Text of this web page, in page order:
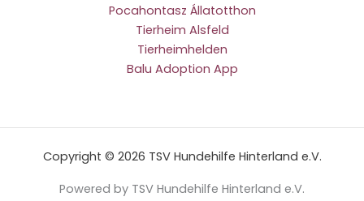
Pocahontasz Állatotthon
Tierheim Alsfeld
Tierheimhelden
Balu Adoption App
Copyright © 2026 TSV Hundehilfe Hinterland e.V.
Powered by TSV Hundehilfe Hinterland e.V.